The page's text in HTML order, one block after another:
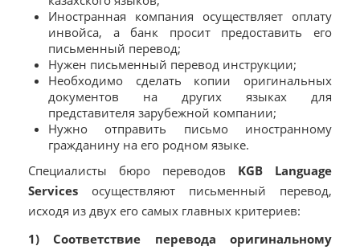
Иностранная компания осуществляет оплату
инвойса, а банк просит предоставить его
письменный перевод;
Нужен письменный перевод инструкции;
Необходимо сделать копии оригинальных
документов на других языках для
представителя зарубежной компании;
Нужно отправить письмо иностранному
гражданину на его родном языке.
Специалисты бюро переводов KGB Language
Services осуществляют письменный перевод,
исходя из двух его самых главных критериев:
1) Соответствие перевода оригинальному